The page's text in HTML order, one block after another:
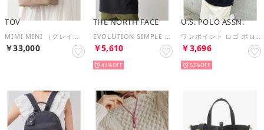
TOV
MIMI MINI （グレイッシュベージュ）
￥33,000
THE NORTH FACE
EVOLUTION SIMPLE DOME REGULAR SHORT SLEEVE TEE （ブラック）
￥5,610
43%
U.S. POLO ASSN.
ワンポイント ロゴ ポロシャツ Tシャツ 半袖 ゆったり ユニセックス ゴルフ カットソー （BLK3）
￥3,696
52%